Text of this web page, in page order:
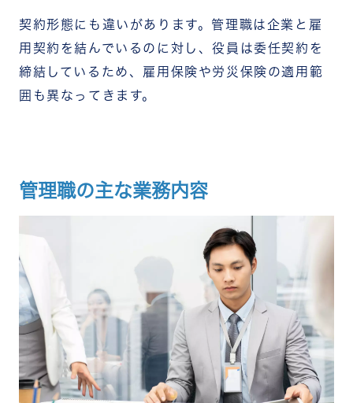
契約形態にも違いがあります。管理職は企業と雇
用契約を結んでいるのに対し、役員は委任契約を
締結しているため、雇用保険や労災保険の適用範
囲も異なってきます。
管理職の主な業務内容